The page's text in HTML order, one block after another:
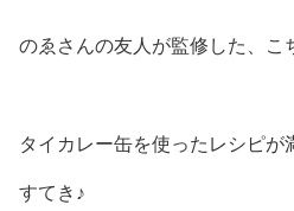
のゑさんの友人が監修した、こ
タイカレー缶を使ったレシピが
すてき♪